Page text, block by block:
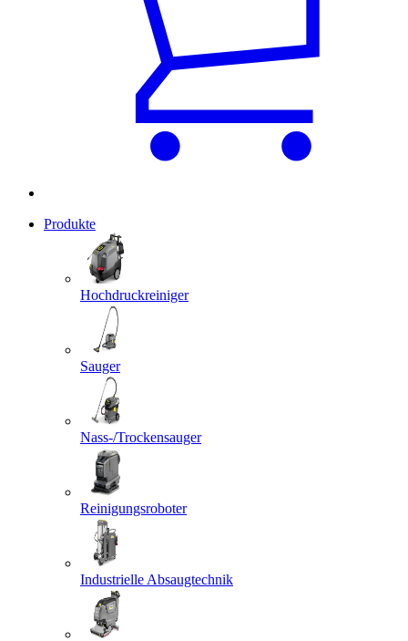
Produkte
Hochdruckreiniger
Sauger
Nass-/Trockensauger
Reinigungsroboter
Industrielle Absaugtechnik